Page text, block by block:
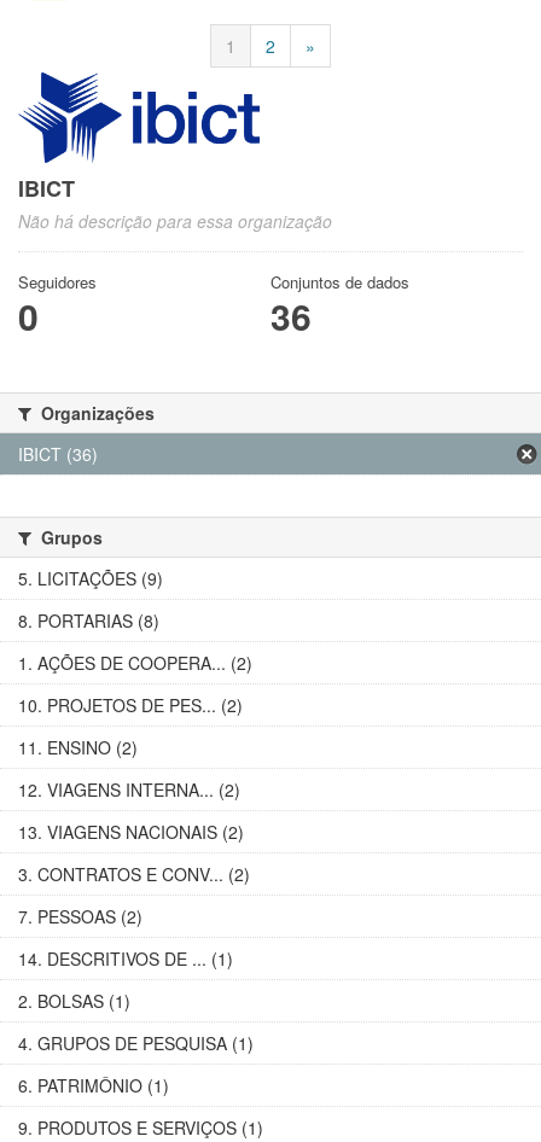
1 2 »
IBICT
Não há descrição para essa organização
Seguidores
0
Conjuntos de dados
36
Organizações
IBICT (36)
Grupos
5. LICITAÇÕES (9)
8. PORTARIAS (8)
1. AÇÕES DE COOPERA... (2)
10. PROJETOS DE PES... (2)
11. ENSINO (2)
12. VIAGENS INTERNA... (2)
13. VIAGENS NACIONAIS (2)
3. CONTRATOS E CONV... (2)
7. PESSOAS (2)
14. DESCRITIVOS DE ... (1)
2. BOLSAS (1)
4. GRUPOS DE PESQUISA (1)
6. PATRIMÔNIO (1)
9. PRODUTOS E SERVIÇOS (1)